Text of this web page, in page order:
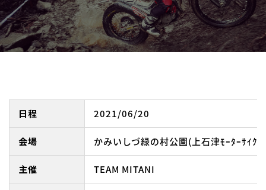
日程 2021/06/20
会場 かみいしづ緑の村公園(上石津ﾓｰﾀｰｻｲｸ
主催 TEAM MITANI